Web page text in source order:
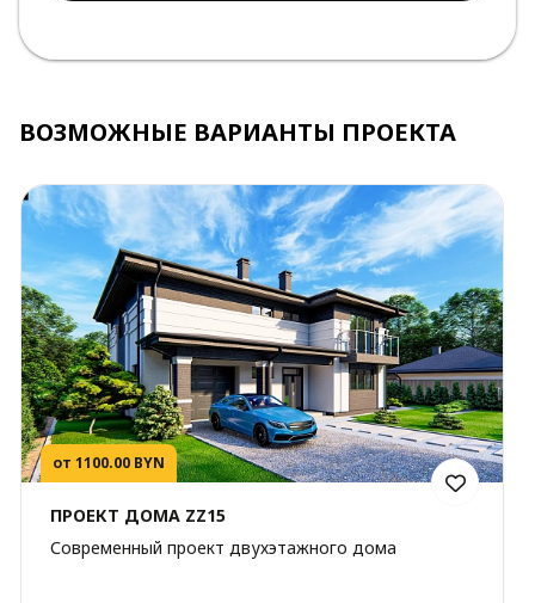
ВОЗМОЖНЫЕ ВАРИАНТЫ ПРОЕКТА
от 1100.00 BYN
ПРОЕКТ ДОМА ZZ15
Современный проект двухэтажного дома